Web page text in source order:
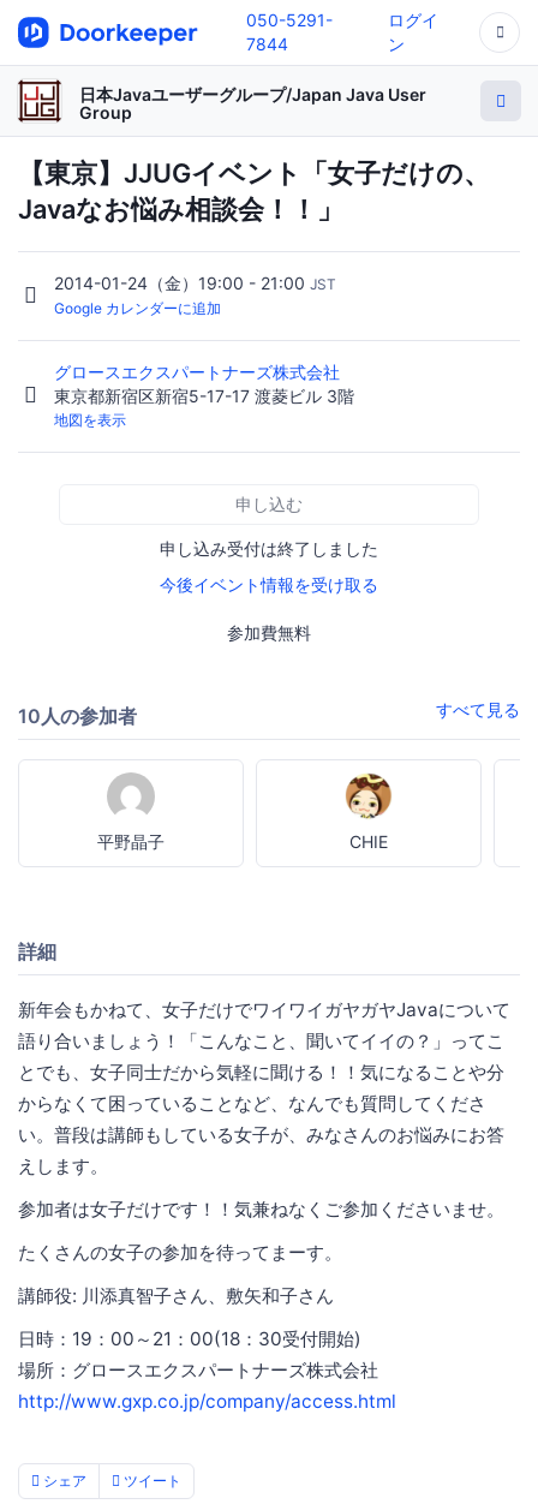
050-5291-
7844
ログイ
ン
日本Javaユーザーグループ/Japan Java User
Group
【東京】JJUGイベント「女子だけの、
Javaなお悩み相談会！！」
2014-01-24（金）19:00 - 21:00 JST
Google カレンダーに追加
グロースエクスパートナーズ株式会社
東京都新宿区新宿5-17-17 渡菱ビル 3階
地図を表示
申し込む
申し込み受付は終了しました
今後イベント情報を受け取る
参加費無料
10人の参加者 すべて見る
平野晶子 CHIE
詳細
新年会もかねて、女子だけでワイワイガヤガヤJavaについて
語り合いましょう！「こんなこと、聞いてイイの？」ってこ
とでも、女子同士だから気軽に聞ける！！気になることや分
からなくて困っていることなど、なんでも質問してくださ
い。普段は講師もしている女子が、みなさんのお悩みにお答
えします。
参加者は女子だけです！！気兼ねなくご参加くださいませ。
たくさんの女子の参加を待ってまーす。
講師役: 川添真智子さん、敷矢和子さん
日時：19：00～21：00(18：30受付開始)
場所：グロースエクスパートナーズ株式会社
http://www.gxp.co.jp/company/access.html
シェア ツイート